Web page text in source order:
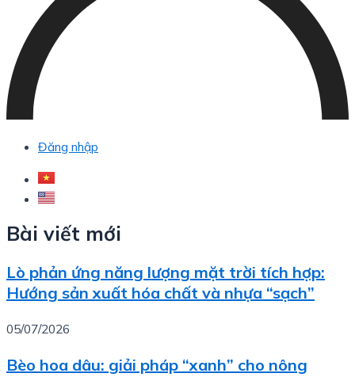
Đăng nhập
Bài viết mới
Lò phản ứng năng lượng mặt trời tích hợp:
Hướng sản xuất hóa chất và nhựa “sạch”
05/07/2026
Bèo hoa dâu: giải pháp “xanh” cho nông